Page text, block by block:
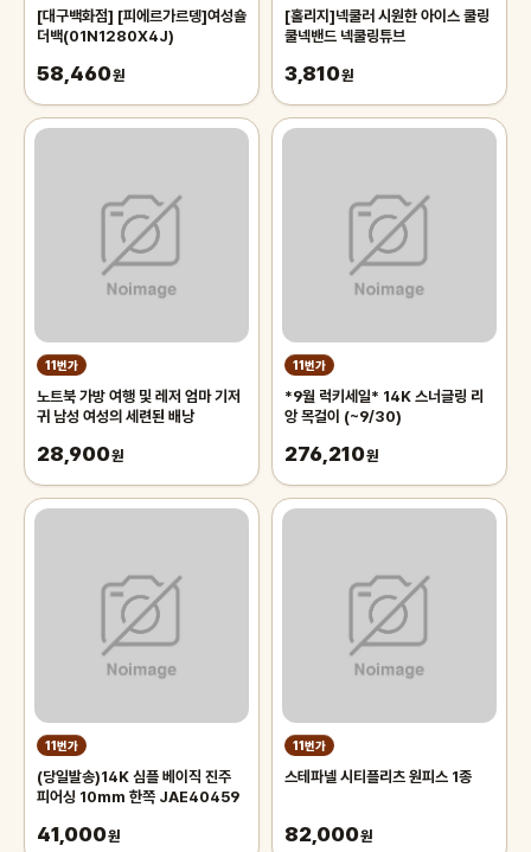
[대구백화점] [피에르가르뎅]여성숄
더백(01N1280X4J)
58,460원
[홀리지]넥쿨러 시원한 아이스 쿨링
쿨넥밴드 넥쿨링튜브
3,810원
11번가
노트북 가방 여행 및 레저 엄마 기저
귀 남성 여성의 세련된 배낭
28,900원
11번가
*9월 럭키세일* 14K 스너글링 리
앙 목걸이 (~9/30)
276,210원
11번가
(당일발송)14K 심플 베이직 진주
피어싱 10mm 한쪽 JAE40459
41,000원
11번가
스테파넬 시티플리츠 원피스 1종
82,000원